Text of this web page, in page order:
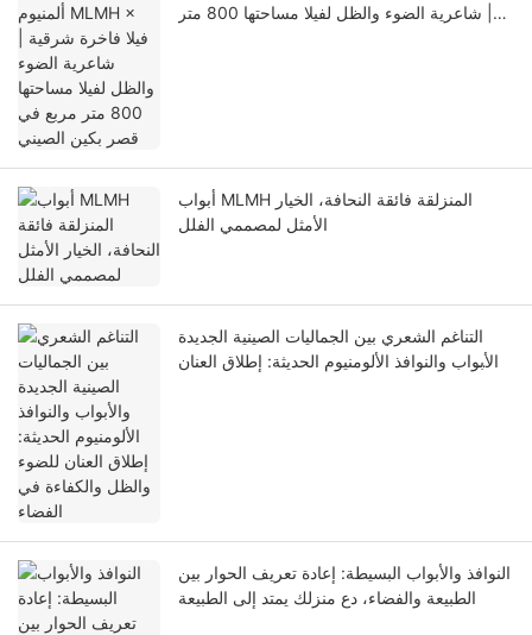
| شاعرية الضوء والظل لفيلا مساحتها 800 متر
أبواب MLMH المنزلقة فائقة النحافة، الخيار
الأمثل لمصممي الفلل
التناغم الشعري بين الجماليات الصينية الجديدة
والأبواب والنوافذ الألومنيوم الحديثة: إطلاق العنان
النوافذ والأبواب البسيطة: إعادة تعريف الحوار بين
الطبيعة والفضاء، دع منزلك يمتد إلى الطبيعة